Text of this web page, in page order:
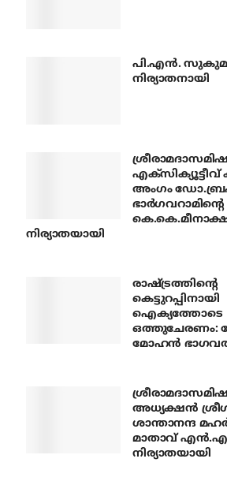
പി.എന്‍.
നിര്യാതനായി
എക്‌സിക്യൂട്ടീവ്
അംഗം
നിര്യാതയായി
രാഷ്ട്രത്തിന്റെ
കെട്ടുറപ്പിനായി
ഐക്യത്തോടെ
ഒത്തുചേരണം:
മോഹന്‍
അധ്യക്ഷന്‍
ശാന്താനന്ദ
മാതാവ്
നിര്യാതയായി